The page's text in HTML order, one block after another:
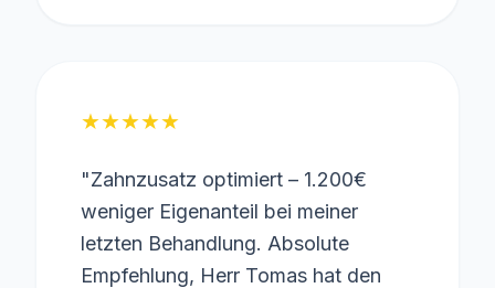
★★★★★
"Zahnzusatz optimiert – 1.200€
weniger Eigenanteil bei meiner
letzten Behandlung. Absolute
Empfehlung, Herr Tomas hat den